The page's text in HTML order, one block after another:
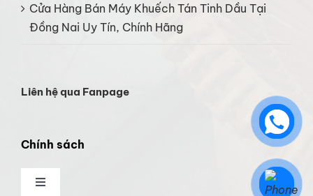
Cửa Hàng Bán Máy Khuếch Tán Tinh Dầu Tại
Đồng Nai Uy Tín, Chính Hãng
Liên hệ qua Fanpage
Chính sách
Toggle